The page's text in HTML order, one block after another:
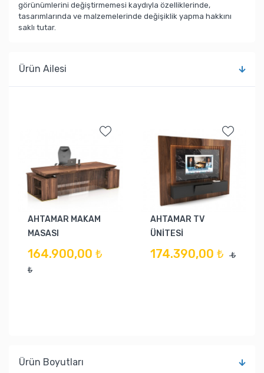
görünümlerini değiştirmemesi kaydıyla özelliklerinde,
tasarımlarında ve malzemelerinde değişiklik yapma hakkını
saklı tutar.
Ürün Ailesi
AHTAMAR MAKAM
MASASI
164.900,00 ₺
₺
AHTAMAR TV
ÜNİTESİ
174.390,00 ₺ ₺
Ürün Boyutları